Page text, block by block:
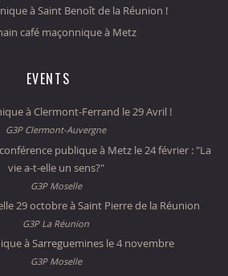
à Saint Benoît de la Réunion !
café maçonnique à Metz
EVENTS
à Clermont-Ferrand le 29 Avril !
G3P Clermont-Auvergne
publique à Metz le 24 février : "La
vie a-t-elle un sens?"
G3P Moselle
29 octobre à Saint Pierre de la Réunion
G3P La Réunion
à Sarreguemines le 4 novembre
G3P Moselle